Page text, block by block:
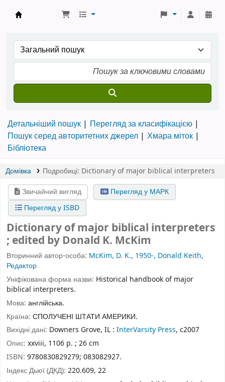
Детальніший пошук
Перегляд за класифікацією
Пошук серед авторитетних джерел
Хмара міток
Бібліотека
Домівка Подробиці: Dictionary of major biblical interpreters
Звичайний вигляд
Перегляд у МАРК
Перегляд у ISBD
Dictionary of major biblical interpreters
; edited by Donald K. McKim
Вторинний автор-особа: McKim, D. K., 1950-, Donald Keith,
Редактор
Уніфікована форма назви: Historical handbook of major
biblical interpreters.
Мова: англійська.
Країна: СПОЛУЧЕНІ ШТАТИ АМЕРИКИ.
Вихідні дані: Downers Grove, IL : InterVarsity Press, c2007
Опис: xxviii, 1106 p. ; 26 cm
ISBN: 9780830829279; 083082927.
Індекс Дьюї (ДКД): 220.609, 22